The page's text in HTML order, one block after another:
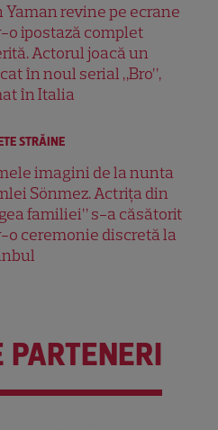
Yaman revine pe ecrane
o ipostază complet
Actorul joacă un
în noul serial „Bro”,
în Italia
STRĂINE
imagini de la nunta
Sönmez. Actrița din
familiei” s-a căsătorit
ceremonie discretă la
PARTENERI